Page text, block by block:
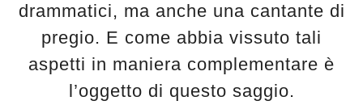
drammatici, ma anche una cantante di
pregio. E come abbia vissuto tali
aspetti in maniera complementare è
l’oggetto di questo saggio.